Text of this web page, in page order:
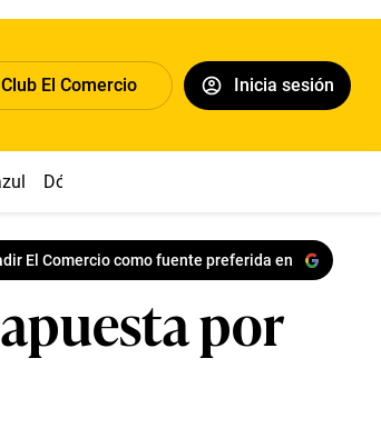
El Comercio Inicia sesión
Dólar
El Comercio como fuente preferida en
por